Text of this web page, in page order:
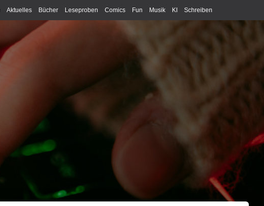
Aktuelles Bücher Leseproben Comics Fun Musik KI Schreiben